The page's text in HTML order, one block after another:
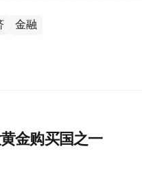
金融
金购买国之一